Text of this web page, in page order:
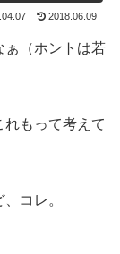
2018.06.09
ぁ（ホントは若
れもって考えて
コレ。